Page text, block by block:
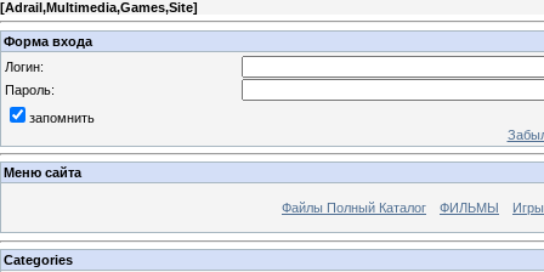
[Adrail,Multimedia,Games,Site]
Форма входа
Логин:
Пароль:
запомнить
Меню сайта
Файлы Полный Каталог ФИЛЬМЫ
Categories